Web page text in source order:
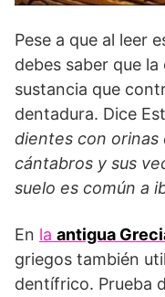
Pese a que al leer
debes saber que
sustancia que
dentadura. Dice
dientes con orinas
cántabros y sus
suelo es común a
En la antigua
griegos también
dentífrico. Prueba